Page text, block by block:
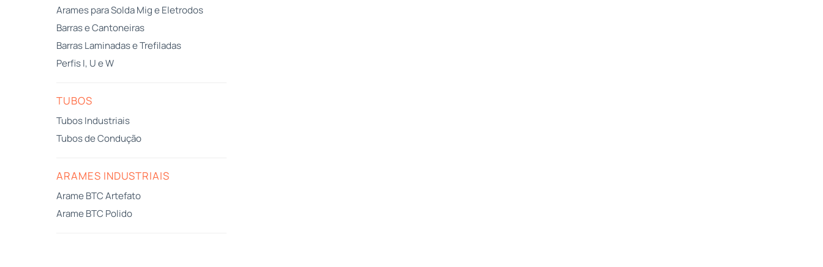
Arames para Solda Mig e Eletrodos
Barras e Cantoneiras
Barras Laminadas e Trefiladas
Perfis I, U e W
TUBOS
Tubos Industriais
Tubos de Condução
ARAMES INDUSTRIAIS
Arame BTC Artefato
Arame BTC Polido